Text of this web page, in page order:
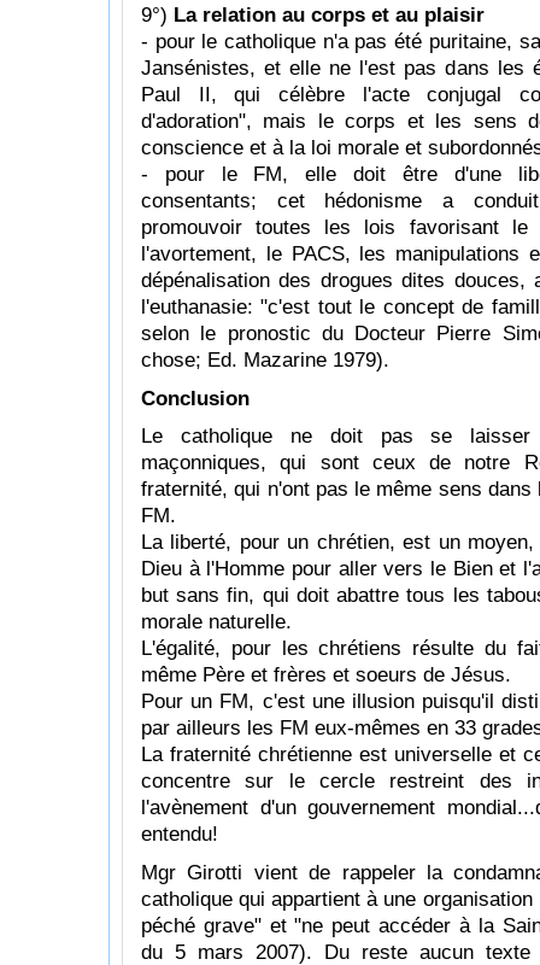
9°) La relation au corps et au plaisir
- pour le catholique n'a pas été puritaine,
Jansénistes, et elle ne l'est pas dans les
Paul II, qui célèbre l'acte conjugal
d'adoration", mais le corps et les sens
conscience et à la loi morale et
- pour le FM, elle doit être d'une
consentants; cet hédonisme a
promouvoir toutes les lois favorisant le
l'avortement, le PACS, les manipulations
dépénalisation des drogues dites douces,
l'euthanasie: "c'est tout le concept de
selon le pronostic du Docteur Pierre
chose; Ed. Mazarine 1979).
Conclusion
Le catholique ne doit pas se
maçonniques, qui sont ceux de notre
fraternité, qui n'ont pas le même sens
FM.
La liberté, pour un chrétien, est un
Dieu à l'Homme pour aller vers le Bien et
but sans fin, qui doit abattre tous les
morale naturelle.
L'égalité, pour les chrétiens résulte du
même Père et frères et soeurs de Jésus.
Pour un FM, c'est une illusion puisqu'il
par ailleurs les FM eux-mêmes en 33
La fraternité chrétienne est universelle et
concentre sur le cercle restreint des
l'avènement d'un gouvernement
entendu!
Mgr Girotti vient de rappeler la
catholique qui appartient à une
péché grave" et "ne peut accéder à la
du 5 mars 2007). Du reste aucun